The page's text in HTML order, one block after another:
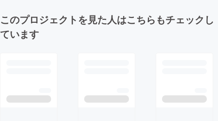
このプロジェクトを見た人はこちらもチェックし
ています